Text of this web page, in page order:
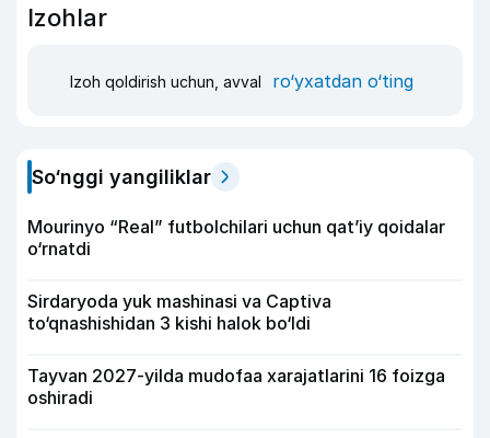
Izohlar
Izoh qoldirish uchun, avval ro‘yxatdan o‘ting
So‘nggi yangiliklar
Mourinyo “Real” futbolchilari uchun qat’iy qoidalar
o‘rnatdi
Sirdaryoda yuk mashinasi va Captiva
to‘qnashishidan 3 kishi halok bo‘ldi
Tayvan 2027-yilda mudofaa xarajatlarini 16 foizga
oshiradi